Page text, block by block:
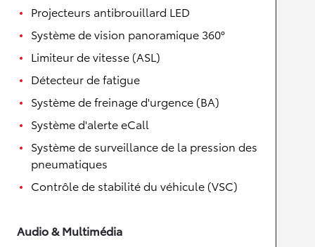
Projecteurs antibrouillard LED
Système de vision panoramique 360°
Limiteur de vitesse (ASL)
Détecteur de fatigue
Système de freinage d'urgence (BA)
Système d'alerte eCall
Système de surveillance de la pression des
pneumatiques
Contrôle de stabilité du véhicule (VSC)
Audio & Multimédia